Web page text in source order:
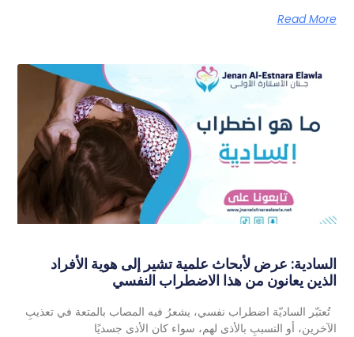
Read More
السادية: عرض لأبحاث علمية تشير إلى هوية الأفراد
الذين يعانون من هذا الاضطراب النفسي
تُعتبّر الساديّة اضطراب نفسي، يشعرُ فيه المصاب بالمتعة في تعذيبِ
الآخرين، أو التسببِ بالأذى لهم، سواء كان الأذى جسديًا